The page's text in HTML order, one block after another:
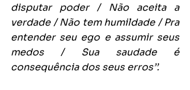
disputar poder / Não aceita a
verdade / Não tem humildade / Pra
entender seu ego e assumir seus
medos / Sua saudade é
consequência dos seus erros’’.